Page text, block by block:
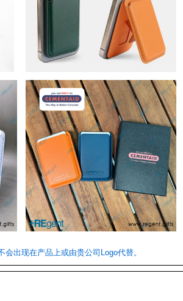
出现在产品上或由贵公司Logo代替。